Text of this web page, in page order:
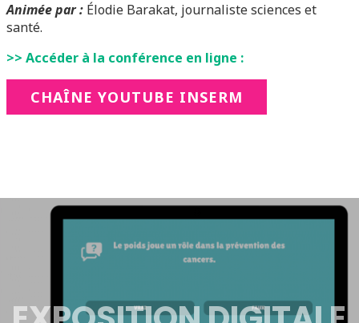
Animée par : Élodie Barakat, journaliste sciences et
santé.
>> Accéder à la conférence en ligne :
CHAÎNE YOUTUBE INSERM